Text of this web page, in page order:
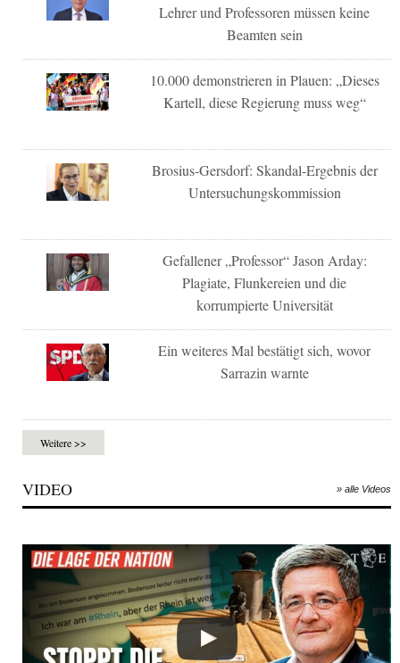
Lehrer und Professoren müssen keine
Beamten sein
10.000 demonstrieren in Plauen: „Dieses
Kartell, diese Regierung muss weg“
Brosius-Gersdorf: Skandal-Ergebnis der
Untersuchungskommission
Gefallener „Professor“ Jason Arday:
Plagiate, Flunkereien und die
korrumpierte Universität
Ein weiteres Mal bestätigt sich, wovor
Sarrazin warnte
Weitere >>
VIDEO » alle Videos